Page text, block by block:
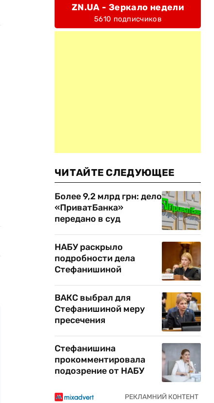
ZN.UA - Зеркало недели
5610 подписчиков
ЧИТАЙТЕ СЛЕДУЮЩЕЕ
Более 9,2 млрд грн: дело
«ПриватБанка»
передано в суд
НАБУ раскрыло
подробности дела
Стефанишиной
ВАКС выбрал для
Стефанишиной меру
пресечения
Стефанишина
прокомментировала
подозрение от НАБУ